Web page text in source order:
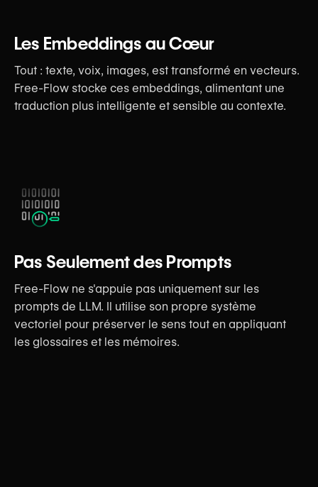
Les Embeddings au Cœur
Tout : texte, voix, images, est transformé en vecteurs.
Free-Flow stocke ces embeddings, alimentant une
traduction plus intelligente et sensible au contexte.
Pas Seulement des Prompts
Free-Flow ne s'appuie pas uniquement sur les
prompts de LLM. Il utilise son propre système
vectoriel pour préserver le sens tout en appliquant
les glossaires et les mémoires.